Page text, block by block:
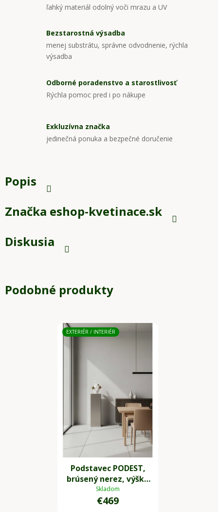
ľahký materiál odolný voči mrazu a UV
Bezstarostná výsadba
menej substrátu, správne odvodnenie, rýchla
výsadba
Odborné poradenstvo a starostlivosť
Rýchla pomoc pred i po nákupe
Exkluzívna značka
jedinečná ponuka a bezpečné doručenie
Popis
Značka eshop-kvetinace.sk
Diskusia
Podobné produkty
EXTERIÉR / INTERIÉR
Podstavec PODEST,
brúsený nerez, výška
98 cm, strieborný
Skladom
€469